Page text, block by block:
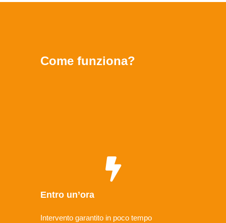
Come funziona?
Entro un’ora
Intervento garantito in poco tempo